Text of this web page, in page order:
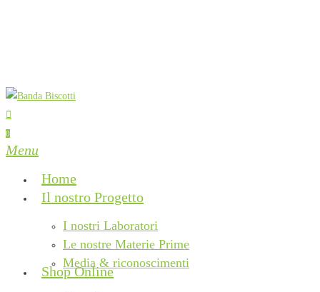
search
0
Menu
Home
Il nostro Progetto
I nostri Laboratori
Le nostre Materie Prime
Media & riconoscimenti
Shop Online